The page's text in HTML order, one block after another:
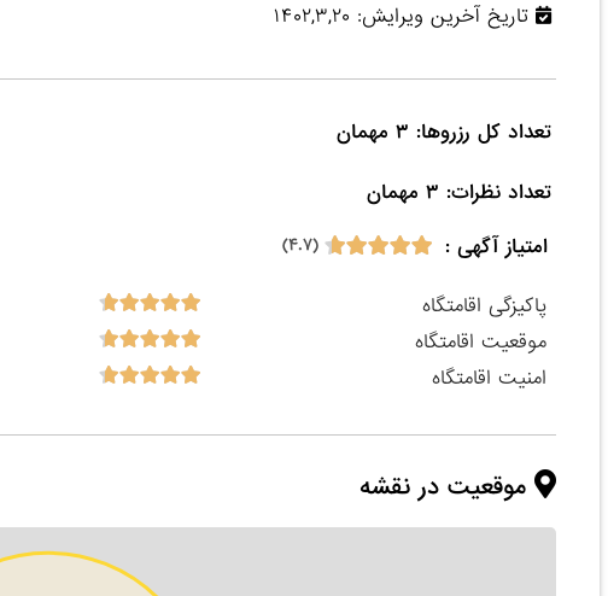
تاریخ آخرین ویرایش: ۱۴۰۲,۳,۲۰
تعداد نظرات: ۳ مهمان
امتیاز آگهی :
(۴.۷)
پاکیزگی اقامتگاه
موقعیت اقامتگاه
امنیت اقامتگاه
موقعیت در نقشه